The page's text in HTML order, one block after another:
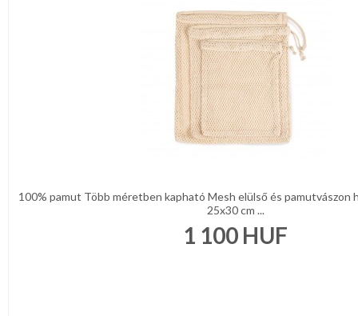
100% pamut Több méretben kapható Mesh elülső és pamutvászon
25x30 cm ...
1 100 HUF